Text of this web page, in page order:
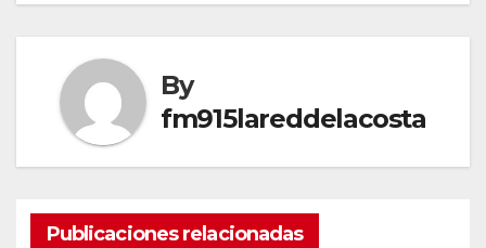
By
fm915lareddelacosta
Publicaciones relacionadas